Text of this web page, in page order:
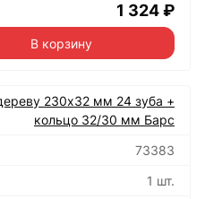
1 324 ₽
В корзину
230х32 мм 24 зуба +
кольцо 32/30 мм Барс
73383
1 шт.